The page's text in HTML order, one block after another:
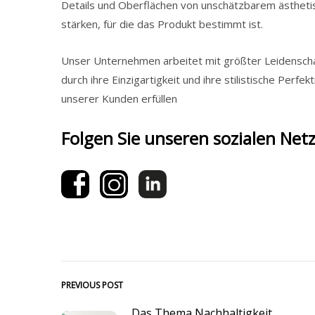
Details und Oberflächen von unschätzbarem
stärken, für die das Produkt bestimmt ist.
Unser Unternehmen arbeitet mit größter
durch ihre Einzigartigkeit und ihre stilistische
unserer Kunden erfüllen
Folgen Sie unseren sozialen
PREVIOUS POST